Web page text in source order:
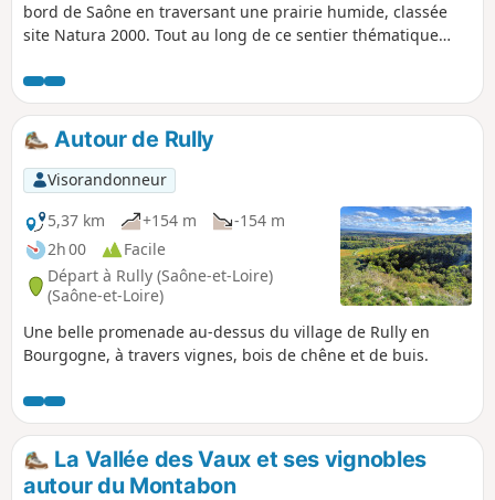
bord de Saône en traversant une prairie humide, classée
site Natura 2000. Tout au long de ce sentier thématique
guide de manière ludique à la découverte des éléments qui
composent le paysage et ses diverses formes de vie. Des
énigmes sont proposées à chaque totem.
Autour de Rully
Visorandonneur
5,37 km
+154 m
-154 m
2h 00
Facile
Départ à Rully (Saône-et-Loire)
(Saône-et-Loire)
Une belle promenade au-dessus du village de Rully en
Bourgogne, à travers vignes, bois de chêne et de buis.
La Vallée des Vaux et ses vignobles
autour du Montabon